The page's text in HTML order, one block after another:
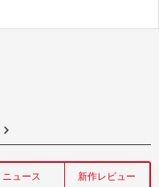
ニュース 新作レビュー